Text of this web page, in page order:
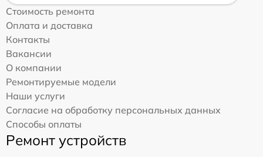
Стоимость ремонта
Оплата и доставка
Контакты
Вакансии
О компании
Ремонтируемые модели
Наши услуги
Согласие на обработку персональных данных
Способы оплаты
Ремонт устройств